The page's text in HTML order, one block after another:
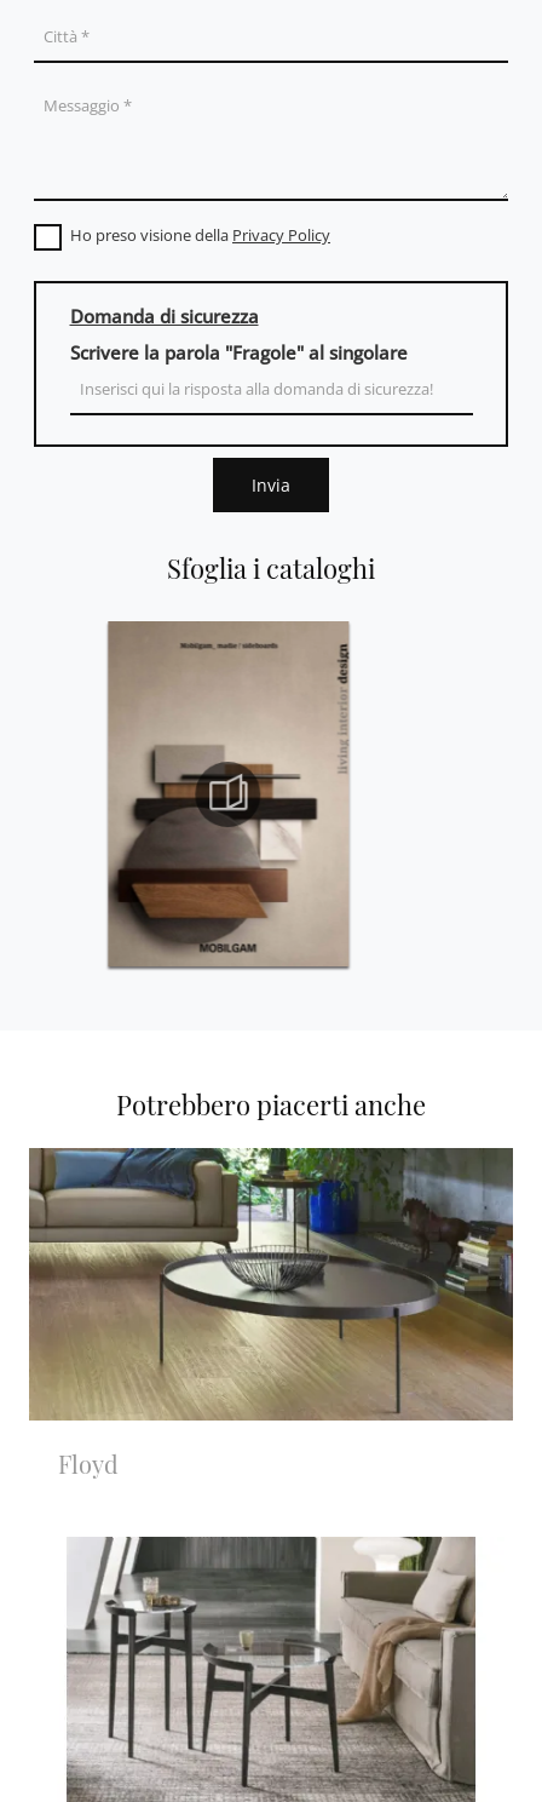
Sfoglia i cataloghi
Ho preso visione della Privacy Policy
Domanda di sicurezza
Scrivere la parola "Fragole" al singolare
Invia
Potrebbero piacerti anche
Floyd